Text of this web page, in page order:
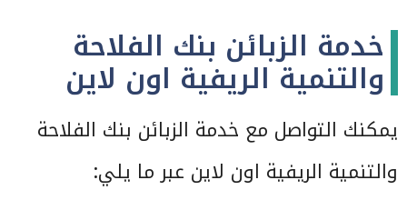
خدمة الزبائن بنك الفلاحة
والتنمية الريفية اون لاين
يمكنك التواصل مع خدمة الزبائن بنك الفلاحة
والتنمية الريفية اون لاين عبر ما يلي: